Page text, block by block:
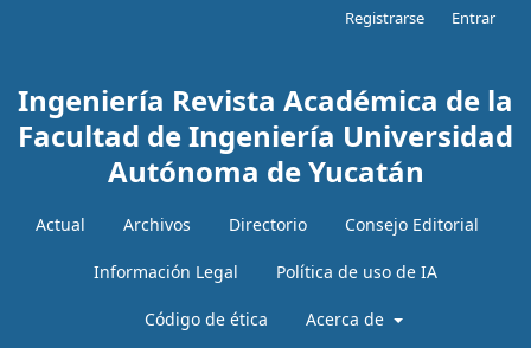
Ingeniería Revista Académica de la
Facultad de Ingeniería Universidad
Autónoma de Yucatán
Actual Archivos Directorio Consejo Editorial
Información Legal Política de uso de IA
Código de ética Acerca de
Registrarse Entrar